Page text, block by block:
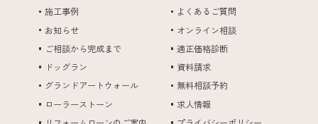
施工事例
お知らせ
ご相談から完成まで
ドッグラン
グランドアートウォール
ローラーストーン
よくあるご質問
オンライン相談
適正価格診断
資料請求
無料相談予約
求人情報